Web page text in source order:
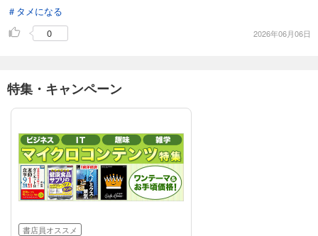
＃タメになる
0
2026年06月06日
特集・キャンペーン
書店員オススメ